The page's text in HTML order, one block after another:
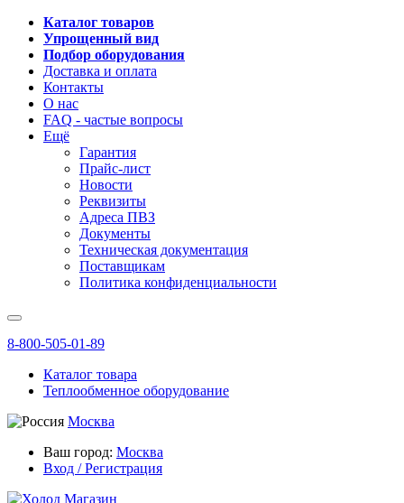
Каталог товаров
Упрощенный вид
Подбор оборудования
Доставка и оплата
Контакты
О нас
FAQ - частые вопросы
Ещё
Гарантия
Прайс-лист
Новости
Реквизиты
Адреса ПВЗ
Документы
Техническая документация
Поставщикам
Политика конфиденциальности
8-800-505-01-89
Каталог товара
Теплообменное оборудование
Москва
Ваш город: Москва
Вход / Регистрация